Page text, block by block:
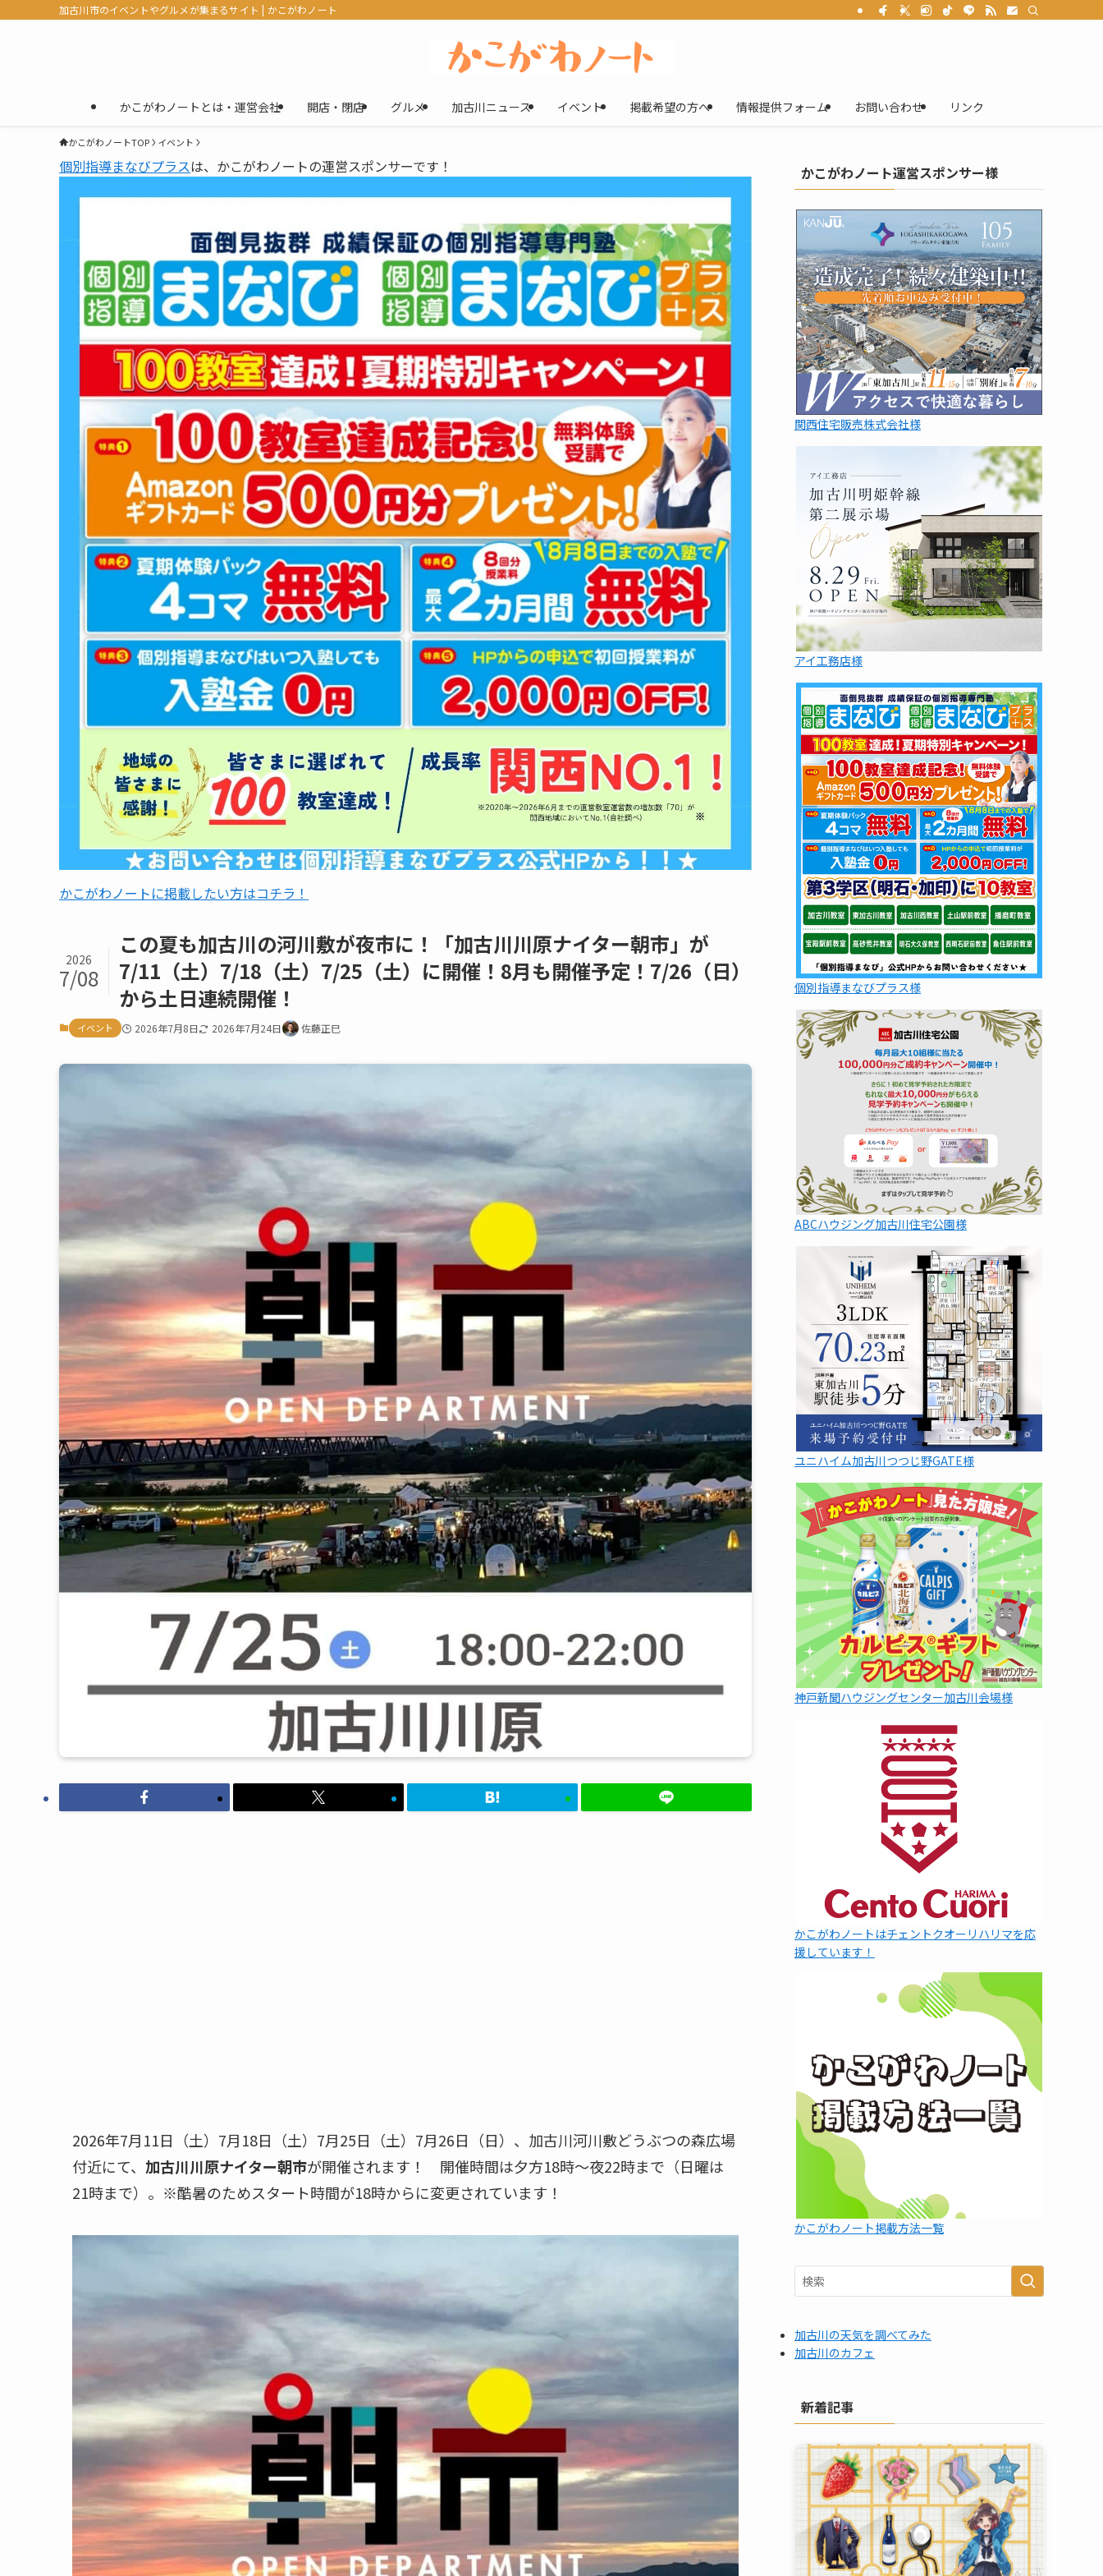
加古川市のイベントやグルメが集まるサイト | かこがわノート
かこがわノートとは・運営会社 開店・閉店 グルメ 加古川ニュース イベント 掲載希望の方へ 情報提供フォーム お問い合わせ リンク
かこがわノートTOP イベント
個別指導まなびプラスは、かこがわノートの運営スポンサーです！
かこがわノートに掲載したい方はコチラ！
この夏も加古川の河川敷が夜市に！「加古川川原ナイター朝市」が
7/11（土）7/18（土）7/25（土）に開催！8月も開催予定！7/26（日）
から土日連続開催！
2026
7/08
イベント 2026年7月8日 2026年7月24日 佐藤正巳
2026年7月11日（土）7月18日（土）7月25日（土）7月26日（日）、加古川河川敷どうぶつの森広場
付近にて、 加古川川原ナイター朝市が開催されます！ 開催時間は夕方18時～夜22時まで（日曜は
21時まで）。※酷暑のためスタート時間が18時からに変更されています！
かこがわノート運営スポンサー様
関西住宅販売株式会社様
アイ工務店様
個別指導まなびプラス様
ABCハウジング加古川住宅公園様
ユニハイム加古川つつじ野GATE様
神戸新聞ハウジングセンター加古川会場様
かこがわノートはチェントクオーリハリマを応
援しています！
かこがわノート掲載方法一覧
加古川の天気を調べてみた
加古川のカフェ
新着記事